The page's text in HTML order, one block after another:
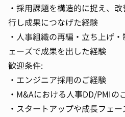
・採用課題を構造的に捉え、
行し成果につなげた経験
・人事組織の再編・立ち上げ
ェーズで成果を出した経験
歓迎条件:
・エンジニア採用のご経験
・M&Aにおける人事DD/PMIの
・スタートアップや成長フェ